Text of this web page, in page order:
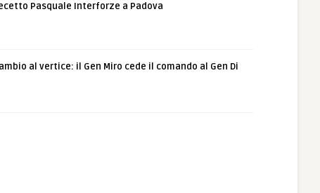
Pasquale Interforze a Padova
al vertice: il Gen Miro cede il comando al Gen Di